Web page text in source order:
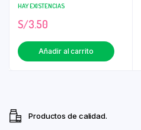
HAY EXISTENCIAS
S/3.50
Añadir al carrito
Productos de calidad.